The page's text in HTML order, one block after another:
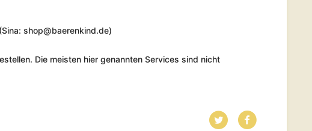
shop@baerenkind.de)
Die meisten hier genannten Services sind nicht